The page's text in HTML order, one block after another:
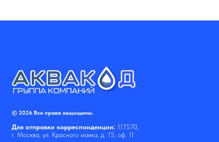
© 2026 Все права защищены.
Для отправки корреспонденции: 117570,
г. Москва, ул. Красного маяка, д. 15, оф. 11